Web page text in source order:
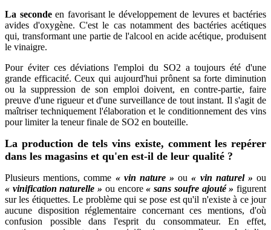
La secondeen favorisant le développement de levures et bactéries
avides d'oxygène. C'est le cas notamment des bactéries acétiques
qui, transformant une partie de l'alcool en acide acétique, produisent
le vinaigre.
Pour éviter ces déviations l'emploi du SO2 a toujours été d'une
grande efficacité. Ceux qui aujourd'hui prônent sa forte diminution
ou la suppression de son emploi doivent, en contre-partie, faire
preuve d'une rigueur et d'une surveillance de tout instant. Il s'agit de
maîtriser techniquement l'élaboration et le conditionnement des vins
pour limiter la teneur finale de SO2 en bouteille.
La production de tels vins existe, comment les repérer
dans les magasins et qu'en est-il de leur qualité ?
Plusieurs mentions, comme « vin nature » ou « vin naturel » ou
« vinification naturelle » ou encore« sans soufre ajouté »figurent
sur les étiquettes. Le problème qui se pose est qu'il n'existe à ce jour
aucune disposition réglementaire concernant ces mentions, d'où
confusion possible dans l'esprit du consommateur. En effet,